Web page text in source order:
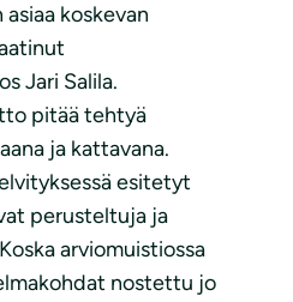
koskevan
Jari Salila.
pitää tehtyä
ja kattavana.
esitetyt
perusteltuja ja
arviomuistiossa
nostettu jo